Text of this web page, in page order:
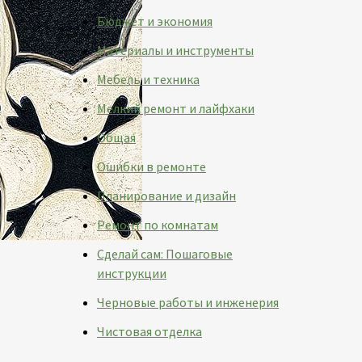
Бюджет и экономия
Материалы и инструменты
Мебель и техника
Мелкий ремонт и лайфхаки
Общая
Ошибки в ремонте
Планирование и дизайн
Ремонт по комнатам
Сделай сам: Пошаговые
инструкции
Черновые работы и инженерия
Чистовая отделка